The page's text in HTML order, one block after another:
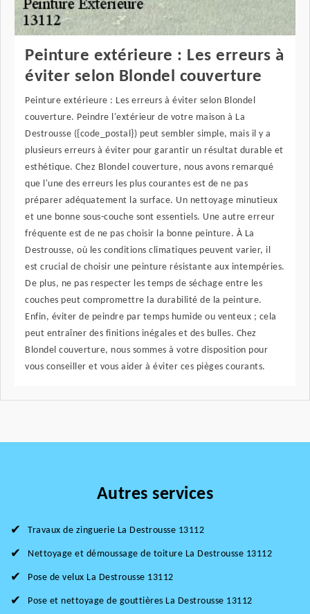
Peinture extérieure : Les erreurs à
éviter selon Blondel couverture
Peinture extérieure : Les erreurs à éviter selon Blondel
couverture. Peindre l'extérieur de votre maison à La
Destrousse ({code_postal}) peut sembler simple, mais il y a
plusieurs erreurs à éviter pour garantir un résultat durable et
esthétique. Chez Blondel couverture, nous avons remarqué
que l'une des erreurs les plus courantes est de ne pas
préparer adéquatement la surface. Un nettoyage minutieux
et une bonne sous-couche sont essentiels. Une autre erreur
fréquente est de ne pas choisir la bonne peinture. À La
Destrousse, où les conditions climatiques peuvent varier, il
est crucial de choisir une peinture résistante aux intempéries.
De plus, ne pas respecter les temps de séchage entre les
couches peut compromettre la durabilité de la peinture.
Enfin, éviter de peindre par temps humide ou venteux ; cela
peut entraîner des finitions inégales et des bulles. Chez
Blondel couverture, nous sommes à votre disposition pour
vous conseiller et vous aider à éviter ces pièges courants.
Autres services
Travaux de zinguerie La Destrousse 13112
Nettoyage et démoussage de toiture La Destrousse 13112
Pose de velux La Destrousse 13112
Pose et nettoyage de gouttières La Destrousse 13112